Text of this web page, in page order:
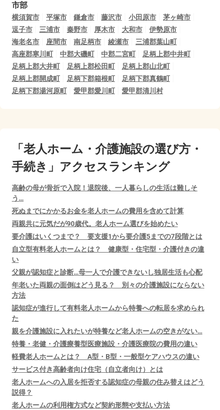
市部
横須賀市 平塚市 鎌倉市 藤沢市 小田原市
茅ヶ崎市
逗子市
三浦市 秦野市 厚木市 大和市
伊勢原市
海老名市
座間市 南足柄市 綾瀬市
三浦郡葉山町
高座郡寒川町
中郡大磯町 中郡二宮町
足柄上郡中井町
足柄上郡大井町
足柄上郡松田町
足柄上郡山北町
足柄上郡開成町
足柄下郡箱根町
足柄下郡真鶴町
足柄下郡湯河原町
愛甲郡愛川町 愛甲郡清川村
「老人ホーム・介護施設の選び方・
手続き」アクセスランキング
高齢の母が骨折で入院！退院後、一人暮らしの生活は難しそ
う…
死ぬまでにかかるお金を老人ホームの費用を含めて計算
両親共に元気だが90歳代。老人ホーム選びを始めたい
要介護はいくつまで？ 要支援1から要介護5までの7段階とは
自立型有料老人ホームとは？ 健康型・住宅型・介護付きの違
い
父親が認知症と診断…母一人で介護できないし独居生活も心配
年老いた両親の面倒はどう見る？ 別々の介護施設にならない
方法
認知症が進行して有料老人ホームから特養への転居を求められ
た
親を介護施設に入れたいが特養など老人ホームの空きがない…
特養・老健・介護療養型医療施設・介護医療院の費用の違い
軽費老人ホームとは？ A型・B型・一般型ケアハウスの違い
サービス付き高齢者向け住宅（自立者向け）とは
老人ホームへの入居を拒否する認知症の母親の住み替えはどう
説得？
老人ホームの利用権方式など契約形態や支払い方法